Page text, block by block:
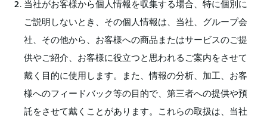
当社がお客様から個人情報を収集する場合、特に個別に
ご説明しないとき、その個人情報は、当社、グループ会
社、その他から、お客様への商品またはサービスのご提
供やご紹介、お客様に役立つと思われるご案内をさせて
戴く目的に使用します。また、情報の分析、加工、お客
様へのフィードバック等の目的で、第三者への提供や預
託をさせて戴くことがあります。これらの取扱は、当社